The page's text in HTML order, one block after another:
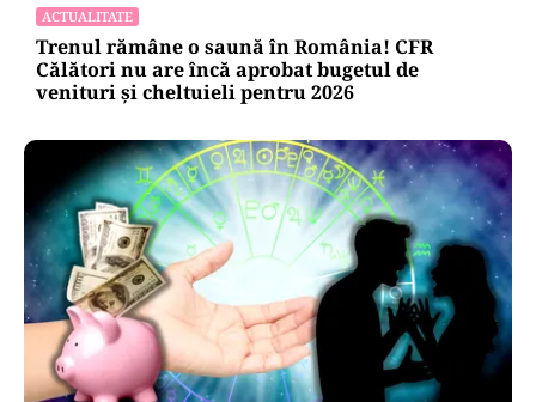
ACTUALITATE
Trenul rămâne o saună în România! CFR
Călători nu are încă aprobat bugetul de
venituri și cheltuieli pentru 2026